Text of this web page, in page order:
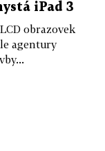
iPad 3
obrazovek
agentury